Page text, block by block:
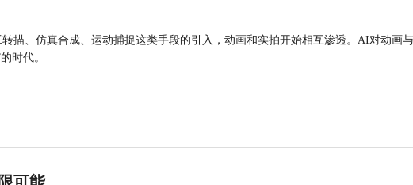
描、仿真合成、运动捕捉这类手段的引入，动画和实拍开始相互渗透。AI对动画
时代。